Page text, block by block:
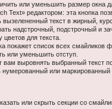
или уменьшить размер окна
Text» редактором: эта кнопка
текст в жирный,
надстрочный, подстрочный и
цветов для текста.
покажет список всех смайликов
или уменьшить отступ.
вам выровнять выбранный текст
нумерованный или маркированный
или скрыть секции со